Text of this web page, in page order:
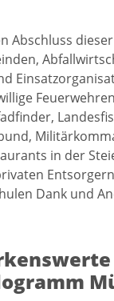
Abschluss
in der
Dank und